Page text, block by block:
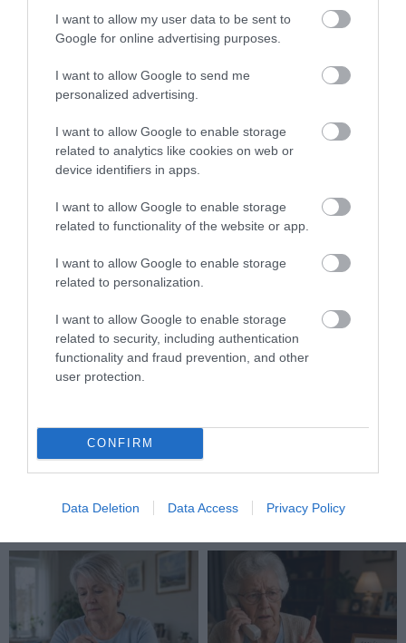
I want to allow my user data to be sent to
Google for online advertising purposes.
I want to allow Google to send me
personalized advertising.
I want to allow Google to enable storage
related to analytics like cookies on web or
device identifiers in apps.
I want to allow Google to enable storage
related to functionality of the website or app.
I want to allow Google to enable storage
related to personalization.
I want to allow Google to enable storage
related to security, including authentication
functionality and fraud prevention, and other
user protection.
CONFIRM
Data Deletion Data Access Privacy Policy
ONLINE BIZTONSÁG
NEM TE VAGY BÉNA, CSAK AZ
APP HISZI MAGÁRÓL, HOGY
2026. AUGUSZTUS 07.
MIT EGYÜNK, HA 70 FELETT IS